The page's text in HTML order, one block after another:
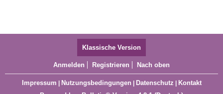
Klassische Version
Anmelden Registrieren Nach oben
Impressum Nutzungsbedingungen Datenschutz
Kontakt